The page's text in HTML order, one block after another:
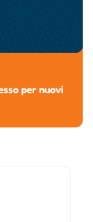
per nuovi